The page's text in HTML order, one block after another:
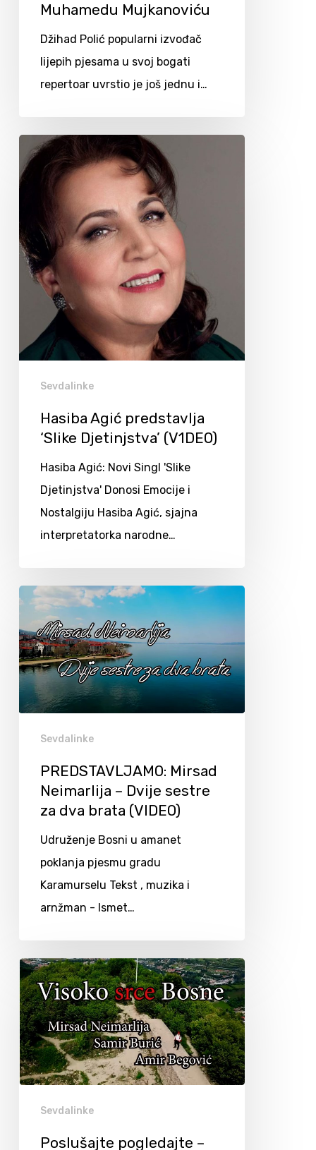
Muhamedu Mujkanoviću
Džihad Polić popularni izvođač
lijepih pjesama u svoj bogati
repertoar uvrstio je još jednu i…
Sevdalinke
Hasiba Agić predstavlja
‘Slike Djetinjstva’ (V1DEO)
Hasiba Agić: Novi Singl 'Slike
Djetinjstva' Donosi Emocije i
Nostalgiju Hasiba Agić, sjajna
interpretatorka narodne…
Sevdalinke
PREDSTAVLJAMO: Mirsad
Neimarlija – Dvije sestre
za dva brata (VIDEO)
Udruženje Bosni u amanet
poklanja pjesmu gradu
Karamurselu Tekst , muzika i
arnžman - Ismet…
Sevdalinke
Poslušajte pogledajte –